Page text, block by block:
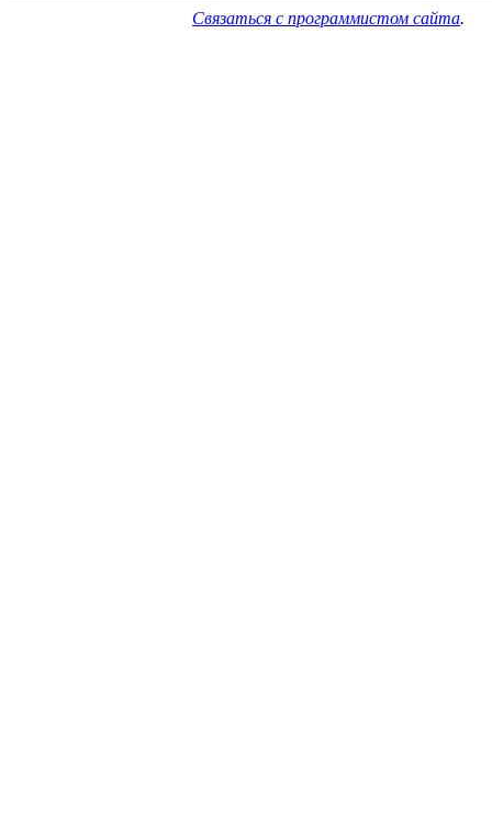
Связаться с программистом сайта.